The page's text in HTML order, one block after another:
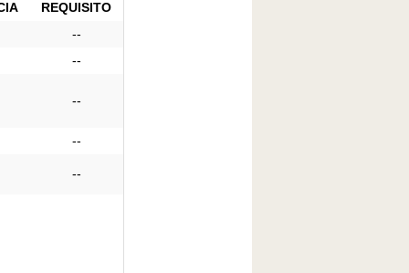
REQUISITO
--
--
--
--
--